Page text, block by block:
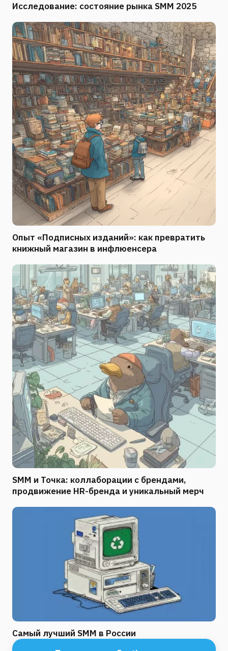
Исследование: состояние рынка SMM 2025
Опыт «Подписных изданий»: как превратить
книжный магазин в инфлюенсера
SMM и Точка: коллаборации с брендами,
продвижение HR-бренда и уникальный мерч
Самый лучший SMM в России